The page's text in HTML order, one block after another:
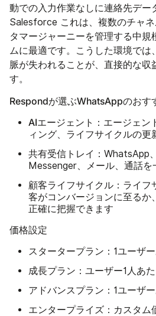
動での入力作業なしに連絡先デー
Salesforce これは、複数のチャ
タマージャーニーを管理する中規
ムに最適です。こうした環境では
脈が失われることが、直接的な収
す。
Respondが選ぶWhatsAppのおす
AIエージェント ：エージェ
ィング、ライフサイクルの更
共有受信トレイ ：WhatsApp
Messenger、メール、通話を
顧客ライフサイクル ：ライ
客がコンバージョンに至るか
正確に把握できます
価格設定
スタータープラン： 1ユーザ
成長プラン： ユーザー1人あ
アドバンスプラン： 1ユーザ
エンタープライズ： カスタム